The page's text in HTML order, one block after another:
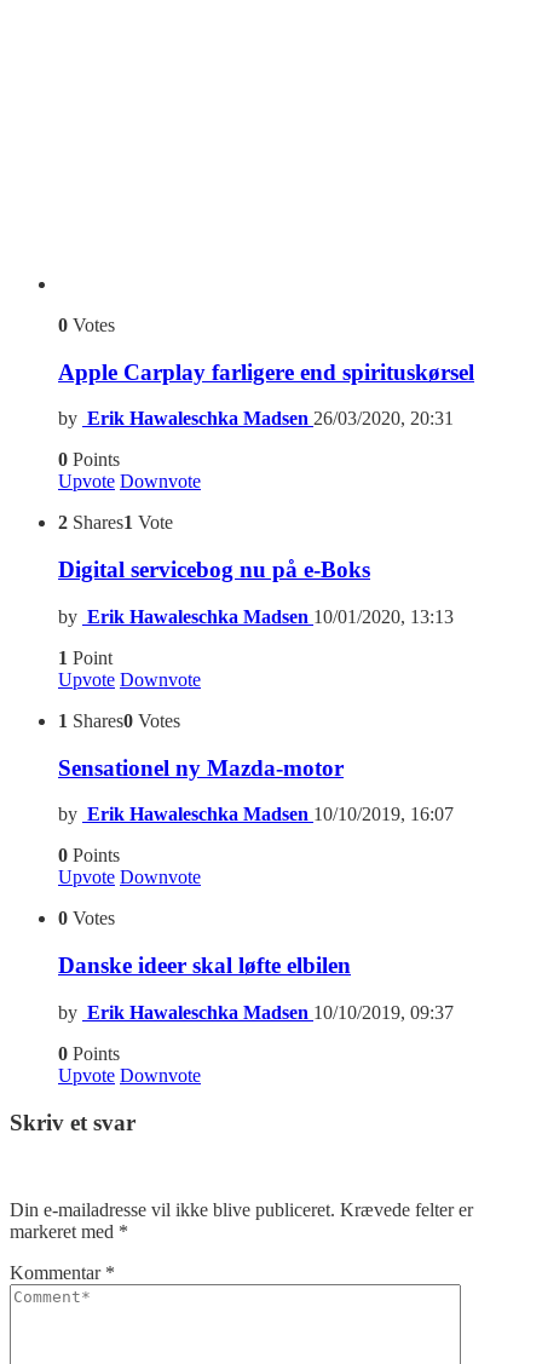
0 Votes
Apple Carplay farligere end spirituskørsel
by Erik Hawaleschka Madsen 26/03/2020, 20:31
0 Points
Upvote Downvote
2 Shares1 Vote
Digital servicebog nu på e-Boks
by Erik Hawaleschka Madsen 10/01/2020, 13:13
1 Point
Upvote Downvote
1 Shares0 Votes
Sensationel ny Mazda-motor
by Erik Hawaleschka Madsen 10/10/2019, 16:07
0 Points
Upvote Downvote
0 Votes
Danske ideer skal løfte elbilen
by Erik Hawaleschka Madsen 10/10/2019, 09:37
0 Points
Upvote Downvote
Skriv et svar
Din e-mailadresse vil ikke blive publiceret. Krævede felter er
markeret med *
Kommentar *